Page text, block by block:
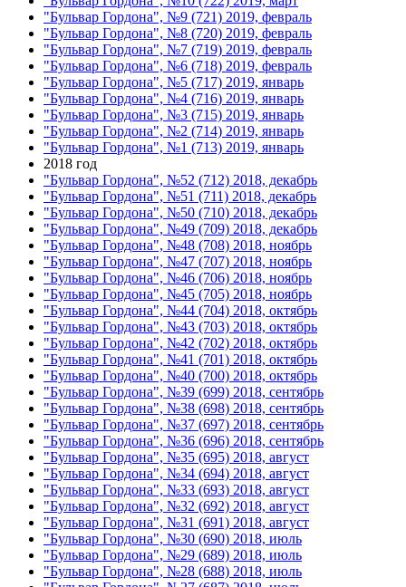
"Бульвар Гордона", №9 (721) 2019, февраль
"Бульвар Гордона", №8 (720) 2019, февраль
"Бульвар Гордона", №7 (719) 2019, февраль
"Бульвар Гордона", №6 (718) 2019, февраль
"Бульвар Гордона", №5 (717) 2019, январь
"Бульвар Гордона", №4 (716) 2019, январь
"Бульвар Гордона", №3 (715) 2019, январь
"Бульвар Гордона", №2 (714) 2019, январь
"Бульвар Гордона", №1 (713) 2019, январь
2018 год
"Бульвар Гордона", №52 (712) 2018, декабрь
"Бульвар Гордона", №51 (711) 2018, декабрь
"Бульвар Гордона", №50 (710) 2018, декабрь
"Бульвар Гордона", №49 (709) 2018, декабрь
"Бульвар Гордона", №48 (708) 2018, ноябрь
"Бульвар Гордона", №47 (707) 2018, ноябрь
"Бульвар Гордона", №46 (706) 2018, ноябрь
"Бульвар Гордона", №45 (705) 2018, ноябрь
"Бульвар Гордона", №44 (704) 2018, октябрь
"Бульвар Гордона", №43 (703) 2018, октябрь
"Бульвар Гордона", №42 (702) 2018, октябрь
"Бульвар Гордона", №41 (701) 2018, октябрь
"Бульвар Гордона", №40 (700) 2018, октябрь
"Бульвар Гордона", №39 (699) 2018, сентябрь
"Бульвар Гордона", №38 (698) 2018, сентябрь
"Бульвар Гордона", №37 (697) 2018, сентябрь
"Бульвар Гордона", №36 (696) 2018, сентябрь
"Бульвар Гордона", №35 (695) 2018, август
"Бульвар Гордона", №34 (694) 2018, август
"Бульвар Гордона", №33 (693) 2018, август
"Бульвар Гордона", №32 (692) 2018, август
"Бульвар Гордона", №31 (691) 2018, август
"Бульвар Гордона", №30 (690) 2018, июль
"Бульвар Гордона", №29 (689) 2018, июль
"Бульвар Гордона", №28 (688) 2018, июль